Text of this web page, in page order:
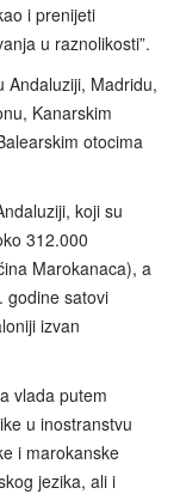
i prenijeti
u raznolikosti”.
Andaluziji, Madridu,
Kanarskim
otocima
koji su
312.000
Marokanaca), a
godine satovi
izvan
vlada putem
u inostranstvu
i marokanske
jezika, ali i